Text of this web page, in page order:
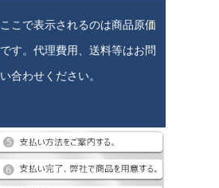
ここで表示されるのは商品原価
です。代理費用、送料等はお問
い合わせください。